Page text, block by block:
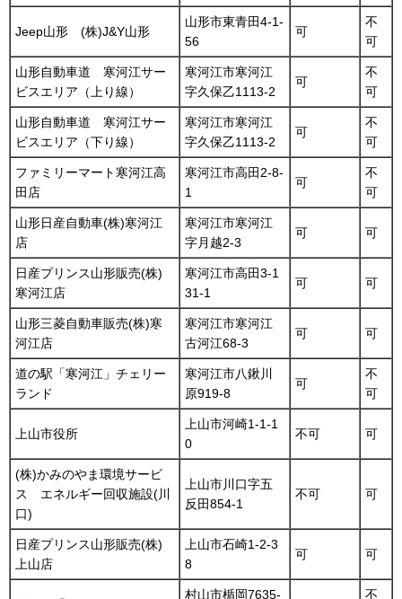
Jeep山形 (株)J&Y山形
山形市東青田4-1-
56
可
不
可
山形自動車道 寒河江サー
ビスエリア（上り線）
寒河江市寒河江
字久保乙1113-2
可
不
可
山形自動車道 寒河江サー
ビスエリア（下り線）
寒河江市寒河江
字久保乙1113-2
可
不
可
ファミリーマート寒河江高
田店
寒河江市高田2-8-
1
可
不
可
山形日産自動車(株)寒河江
店
寒河江市寒河江
字月越2-3
可 可
日産プリンス山形販売(株)
寒河江店
寒河江市高田3-1
31-1
可 可
山形三菱自動車販売(株)寒
河江店
寒河江市寒河江
古河江68-3
可 可
道の駅「寒河江」チェリー
ランド
寒河江市八鍬川
原919-8
可
不
可
上山市役所
上山市河崎1-1-1
0
不可 可
(株)かみのやま環境サービ
ス エネルギー回収施設(川
口)
上山市川口字五
反田854-1
不可 可
日産プリンス山形販売(株)
上山店
上山市石崎1-2-3
8
可 可
村山市楯岡7635- 不